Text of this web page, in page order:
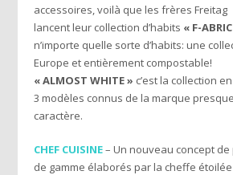
accessoires, voilà que les frères Freitag
lancent leur collection d’habits « F-
n’importe quelle sorte d’habits: une
Europe et entièrement compostable!
« ALMOST WHITE » c’est la collection
3 modèles connus de la marque
caractère.
CHEF CUISINE– Un nouveau concept
de gamme élaborés par la cheffe